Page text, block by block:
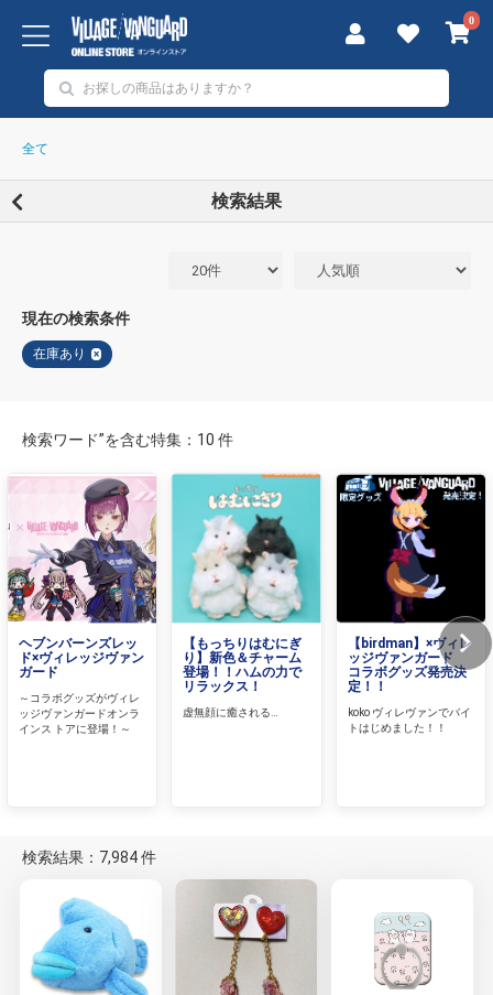
0
全て
検索結果
現在の検索条件
在庫あり ×
検索ワード”を含む特集：10 件
ヘブンバーンズレッ
ド×ヴィレッジヴァン
ガード
～コラボグッズがヴィレ
ッジヴァンガードオンラ
インス トアに登場！～
【もっちりはむにぎ
り】新色＆チャーム
登場！！ハムの力で
リラックス！
虚無顔に癒される…
【birdman】×ヴィレ
ッジヴァンガード
コラボグッズ発売決
定！！
koko ヴィレヴァンでバイ
トはじめました！！
検索結果：7,984 件